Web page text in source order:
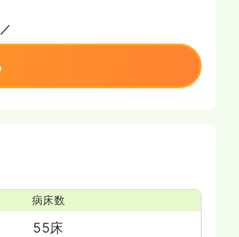
病床数
55床